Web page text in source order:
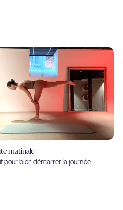
matinale
pour bien démarrer la journée